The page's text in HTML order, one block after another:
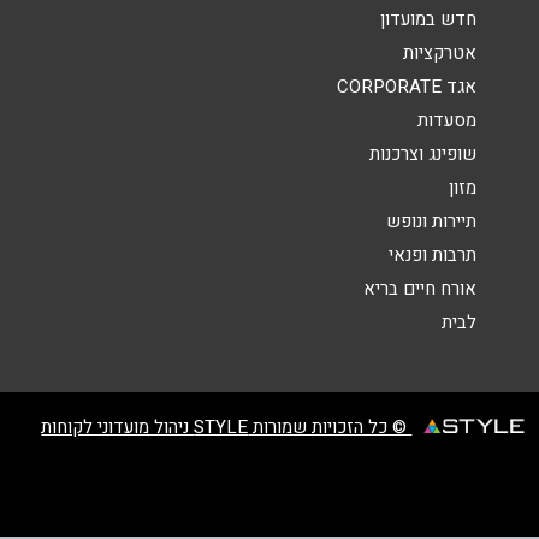
אנא חזרו אלי בקשר ל...
הודעה
חדש במועדון
אטרקציות
אגד CORPORATE
מסעדות
שופינג וצרכנות
מזון
תיירות ונופש
תרבות ופנאי
אורח חיים בריא
לבית
© כל הזכויות שמורות STYLE ניהול מועדוני לקוחות